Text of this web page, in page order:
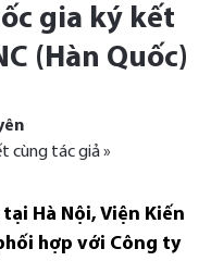
gia ký kết
(Hàn Quốc)
cùng tác giả »
Hà Nội, Viện Kiến
hợp với Công ty